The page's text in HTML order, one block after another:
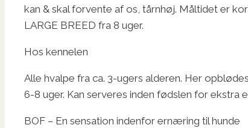
kan & skal forvente af os, tårnhøj. Måltidet er
LARGE BREED fra 8 uger.
Hos kennelen
Alle hvalpe fra ca. 3-ugers alderen. Her
6-8 uger. Kan serveres inden fødslen for ekstra
BOF – En sensation indenfor ernæring til hunde